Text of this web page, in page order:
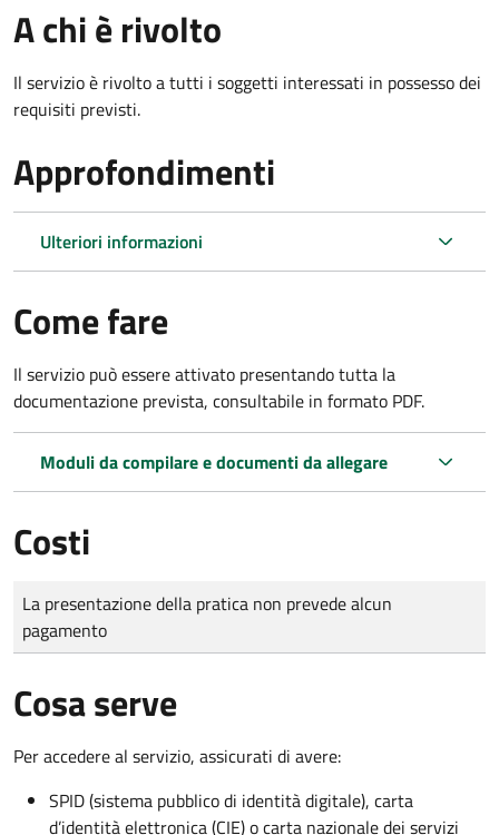
A chi è rivolto
Il servizio è rivolto a tutti i soggetti interessati in possesso dei
requisiti previsti.
Approfondimenti
Ulteriori informazioni
Come fare
Il servizio può essere attivato presentando tutta la
documentazione prevista, consultabile in formato PDF.
Moduli da compilare e documenti da allegare
Costi
Tipo di pagamento
Importo
La presentazione della pratica non prevede alcun
pagamento
Cosa serve
Per accedere al servizio, assicurati di avere:
SPID (sistema pubblico di identità digitale), carta
d’identità elettronica (CIE) o carta nazionale dei servizi